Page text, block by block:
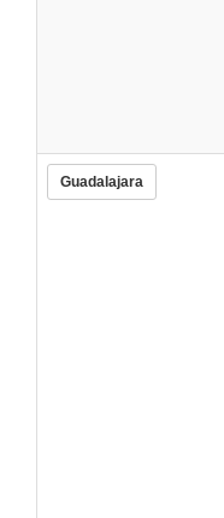
Guadalajara